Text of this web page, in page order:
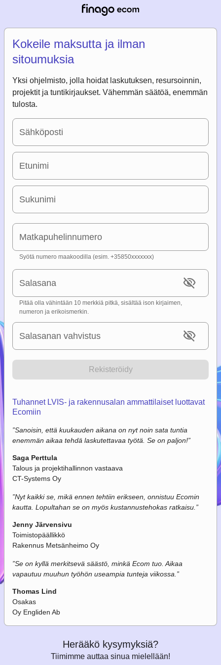
Kokeile maksutta ja ilman
sitoumuksia
Yksi ohjelmisto, jolla hoidat laskutuksen, resursoinnin,
projektit ja tuntikirjaukset. Vähemmän säätöä, enemmän
tulosta.
Sähköposti
Etunimi
Sukunimi
Matkapuhelinnumero
Syötä numero maakoodilla (esim. +35850xxxxxxx)
Salasana visibility_off
Pitää olla vähintään 10 merkkiä pitkä, sisältää ison kirjaimen,
numeron ja erikoismerkin.
Salasanan vahvistus visibility_off
Rekisteröidy
Tuhannet LVIS- ja rakennusalan ammattilaiset luottavat
Ecomiin
”Sanoisin, että kuukauden aikana on nyt noin sata tuntia
enemmän aikaa tehdä laskutettavaa työtä. Se on paljon!”
Saga Perttula
Talous ja projektihallinnon vastaava
CT-Systems Oy
”Nyt kaikki se, mikä ennen tehtiin erikseen, onnistuu Ecomin
kautta. Lopultahan se on myös kustannustehokas ratkaisu. ”
Jenny Järvensivu
Toimistopäällikkö
Rakennus Metsänheimo Oy
”Se on kyllä merkitsevä säästö, minkä Ecom tuo. Aikaa
vapautuu muuhun työhön useampia tunteja viikossa. ”
Thomas Lind
Osakas
Oy Engliden Ab
Herääkö kysymyksiä?
Tiimimme auttaa sinua mielellään!